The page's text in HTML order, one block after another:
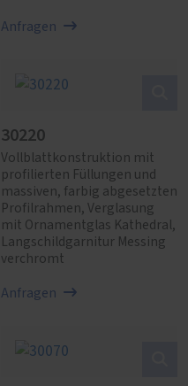
Anfragen
30220
Vollblattkonstruktion mit
profilierten Füllungen und
massiven, farbig abgesetzten
Profilrahmen, Verglasung
mit Ornamentglas Kathedral,
Langschildgarnitur Messing
verchromt
Anfragen